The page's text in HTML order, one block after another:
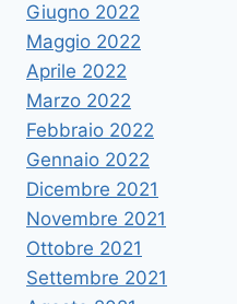
Giugno 2022
Maggio 2022
Aprile 2022
Marzo 2022
Febbraio 2022
Gennaio 2022
Dicembre 2021
Novembre 2021
Ottobre 2021
Settembre 2021